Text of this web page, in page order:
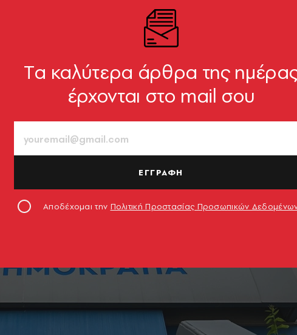
Προσωπικού Χαρακτήρα
Tα καλύτερα άρθρα της
έρχονται στο mail σου
ΕΓΓΡΑΦΗ
Αποδέχομαι την Πολιτική Προστασίας Προσωπικών